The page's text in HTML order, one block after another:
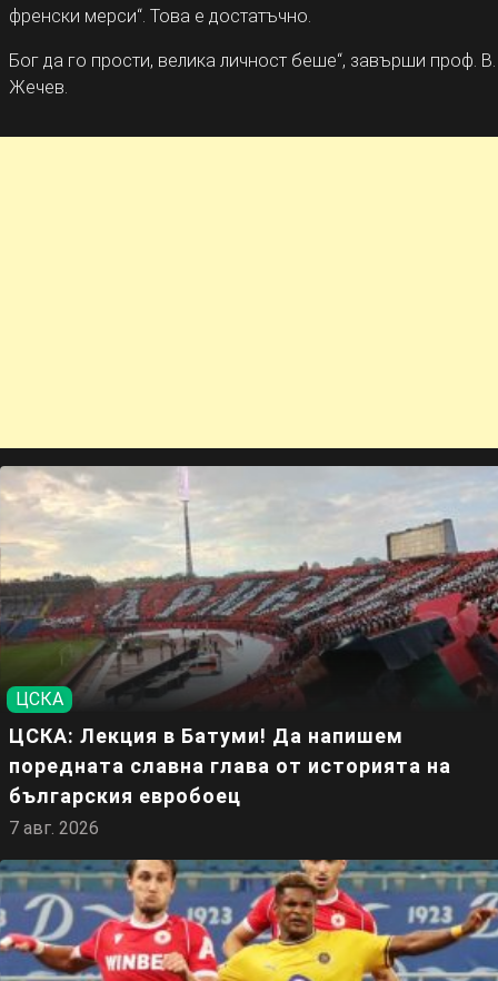
френски мерси“. Това е достатъчно.
Бог да го прости, велика личност беше“, завърши проф. В.
Жечев.
ЦСКА
ЦСКА: Лекция в Батуми! Да напишем
поредната славна глава от историята на
българския евробоец
7 авг. 2026